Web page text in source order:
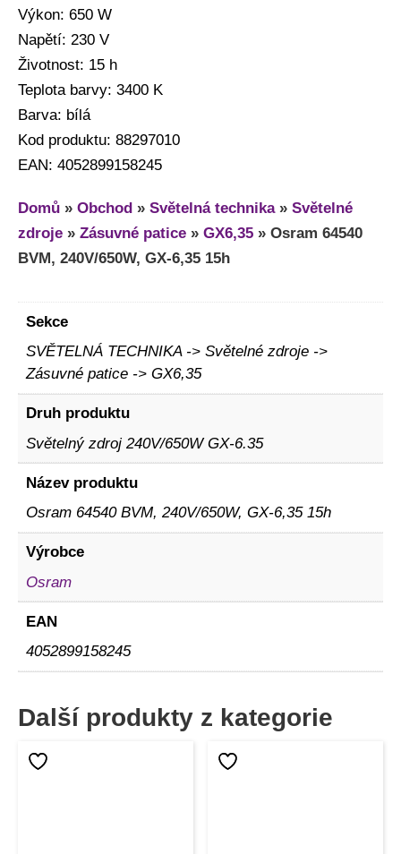
Výkon: 650 W
Napětí: 230 V
Životnost: 15 h
Teplota barvy: 3400 K
Barva: bílá
Kod produktu: 88297010
EAN: 4052899158245
Domů » Obchod » Světelná technika» Světelné
zdroje » Zásuvné patice » GX6,35 » Osram 64540
BVM, 240V/650W, GX-6,35 15h
Sekce
SVĚTELNÁ TECHNIKA -> Světelné zdroje ->
Zásuvné patice -> GX6,35
Druh produktu
Světelný zdroj 240V/650W GX-6.35
Název produktu
Osram 64540 BVM, 240V/650W, GX-6,35 15h
Výrobce
Osram
EAN
4052899158245
Další produkty z kategorie